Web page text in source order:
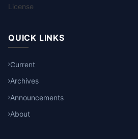
License
QUICK LINKS
Current
Archives
Announcements
About